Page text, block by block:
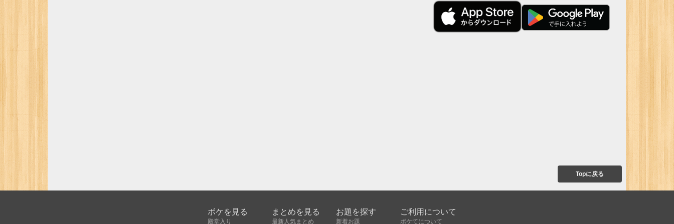
Topに戻る
ボケを見る
殿堂入り
まとめを見る
最新人気まとめ
お題を探す
新着お題
ご利用について
ボケてについて